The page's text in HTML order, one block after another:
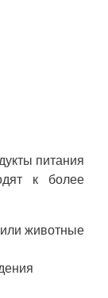
питания
к более
животные